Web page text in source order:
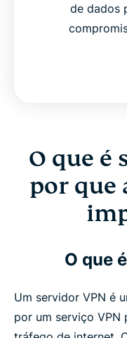
de dados
O que é
por que
O que
Um servidor VPN é
por um serviço VPN